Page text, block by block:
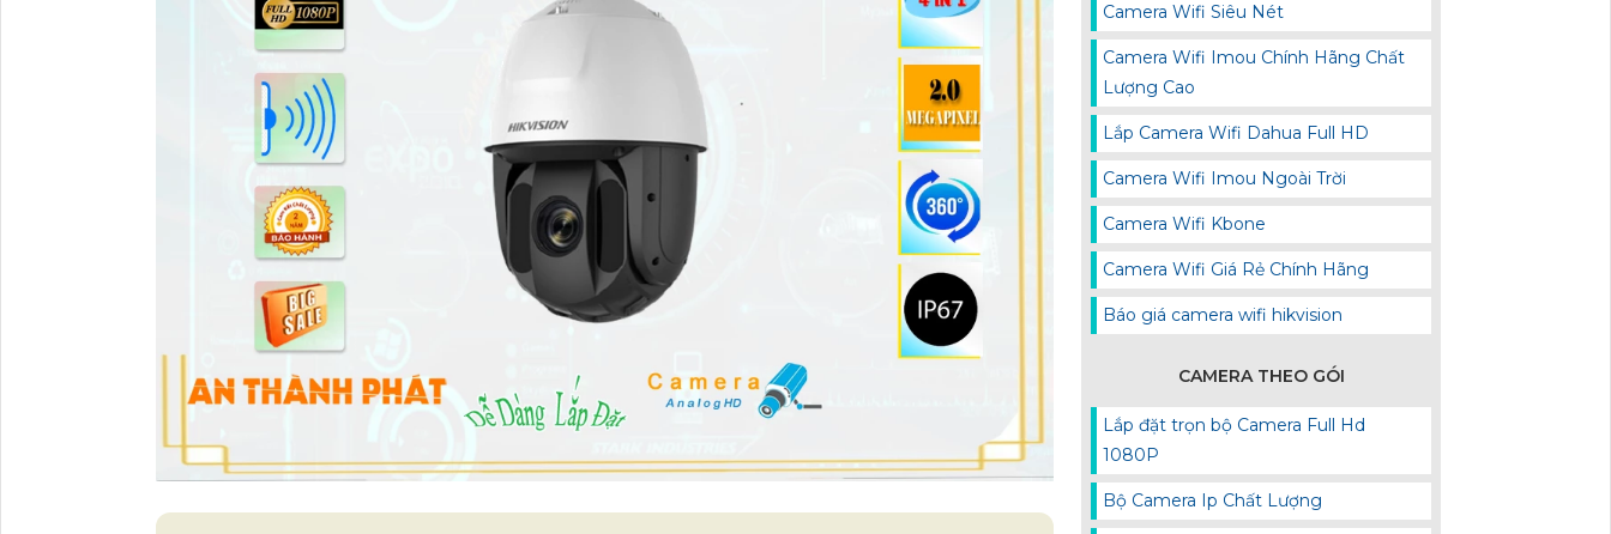
Camera Wifi Siêu Nét
Camera Wifi Imou Chính Hãng Chất
Lượng Cao
Lắp Camera Wifi Dahua Full HD
Camera Wifi Imou Ngoài Trời
Camera Wifi Kbone
Camera Wifi Giá Rẻ Chính Hãng
Báo giá camera wifi hikvision
CAMERA THEO GÓI
Lắp đặt trọn bộ Camera Full Hd
1080P
Bộ Camera Ip Chất Lượng